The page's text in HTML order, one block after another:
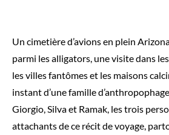
Un cimetière d’avions en plein
parmi les alligators, une visite dans
les villes fantômes et les maisons
instant d’une famille
Giorgio, Silva et Ramak, les trois
attachants de ce récit de voyage,